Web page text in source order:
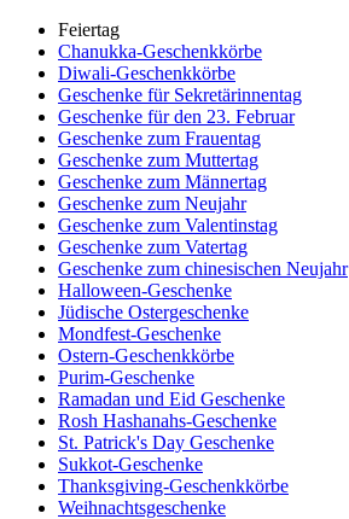
Feiertag
Chanukka-Geschenkkörbe
Diwali-Geschenkkörbe
Geschenke für Sekretärinnentag
Geschenke für den 23. Februar
Geschenke zum Frauentag
Geschenke zum Muttertag
Geschenke zum Männertag
Geschenke zum Neujahr
Geschenke zum Valentinstag
Geschenke zum Vatertag
Geschenke zum chinesischen Neujahr
Halloween-Geschenke
Jüdische Ostergeschenke
Mondfest-Geschenke
Ostern-Geschenkkörbe
Purim-Geschenke
Ramadan und Eid Geschenke
Rosh Hashanahs-Geschenke
St. Patrick's Day Geschenke
Sukkot-Geschenke
Thanksgiving-Geschenkkörbe
Weihnachtsgeschenke